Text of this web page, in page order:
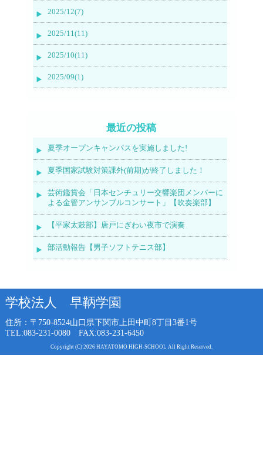
2025/12(7)
2025/11(11)
2025/10(11)
2025/09(1)
最近の投稿
夏季オープンキャンパスを実施しました!
夏季国家試験対策課外(前期)が終了しました！
芸術鑑賞会「日本センチュリー交響楽団メンバーに
よる金管アンサンブルコンサート」【吹奏楽部】
【平家太鼓部】唐戸にぎわい夜市で演奏
部活動報告【男子ソフトテニス部】
学校法人 早鞆学園
住所：〒750-8524山口県下関市上田中町8丁目3番1号
TEL:083-231-0080 FAX:083-231-6450
Copyright (C) 2026 HAYATOMO HIGH-SCHOOL All Right Reserved.